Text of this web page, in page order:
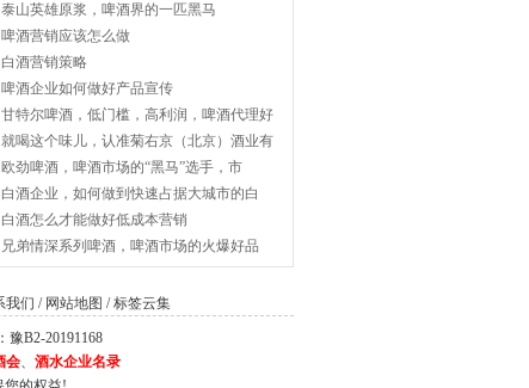
泰山英雄原浆，啤酒界的一匹黑马
啤酒营销应该怎么做
白酒营销策略
啤酒企业如何做好产品宣传
甘特尔啤酒，低门槛，高利润，啤酒代理好
就喝这个味儿，认准菊右京（北京）酒业有
欧劲啤酒，啤酒市场的“黑马”选手，市
白酒企业，如何做到快速占据大城市的白
白酒怎么才能做好低成本营销
兄弟情深系列啤酒，啤酒市场的火爆好品
我们 / 网站地图 /标签云集
B2-20191168
会、 酒水企业名录